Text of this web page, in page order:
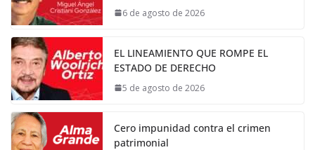
6 de agosto de 2026
EL LINEAMIENTO QUE ROMPE EL
ESTADO DE DERECHO
5 de agosto de 2026
Cero impunidad contra el crimen
patrimonial